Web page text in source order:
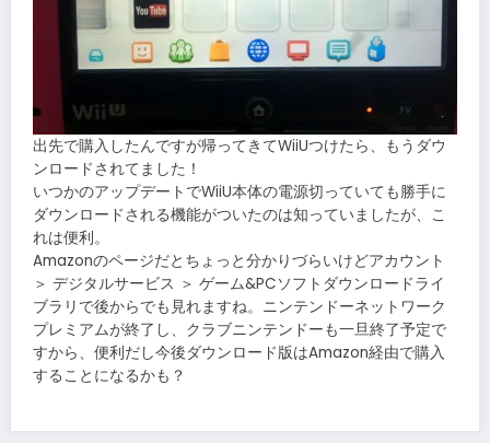
出先で購入したんですが帰ってきてWiiUつけたら、もうダウ
ンロードされてました！
いつかのアップデートでWiiU本体の電源切っていても勝手に
ダウンロードされる機能がついたのは知っていましたが、こ
れは便利。
Amazonのページだとちょっと分かりづらいけどアカウント
＞ デジタルサービス ＞ ゲーム&PCソフトダウンロードライ
ブラリで後からでも見れますね。ニンテンドーネットワーク
プレミアムが終了し、クラブニンテンドーも一旦終了予定で
すから、便利だし今後ダウンロード版はAmazon経由で購入
することになるかも？